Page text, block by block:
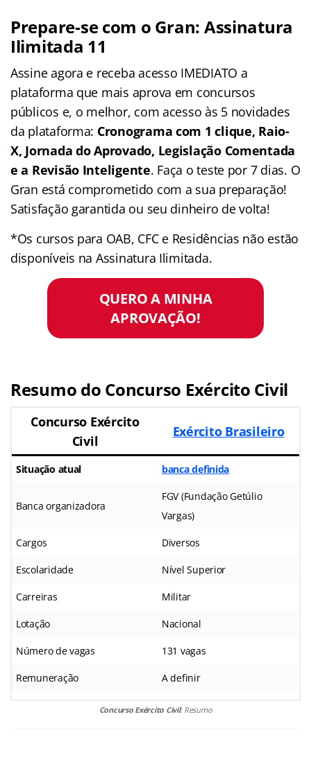
Prepare-se com o Gran: Assinatura
Ilimitada 11
Assine agora e receba acesso IMEDIATO a
plataforma que mais aprova em concursos
públicos e, o melhor, com acesso às 5 novidades
da plataforma: Cronograma com 1 clique, Raio-
X, Jornada do Aprovado, Legislação Comentada
e a Revisão Inteligente. Faça o teste por 7 dias. O
Gran está comprometido com a sua preparação!
Satisfação garantida ou seu dinheiro de volta!
*Os cursos para OAB, CFC e Residências não estão
disponíveis na Assinatura Ilimitada.
QUERO A MINHA
APROVAÇÃO!
Resumo do Concurso Exército Civil
Concurso Exército
Civil
Exército Brasileiro
Situação atual banca definida
Banca organizadora
FGV (Fundação Getúlio
Vargas)
Cargos Diversos
Escolaridade Nível Superior
Carreiras Militar
Lotação Nacional
Número de vagas 131 vagas
Remuneração A definir
Concurso Exército Civil: Resumo